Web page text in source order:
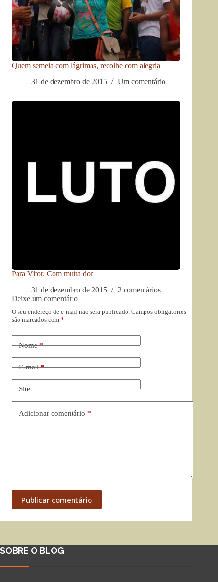
Quem semeia com lágrimas, recolhe com alegria
31 de dezembro de 2015
Um comentário
Para Vítor. Com muita dor
31 de dezembro de 2015
2 comentários
Deixe um comentário
O seu endereço de e-mail não será publicado. Campos obrigatórios
são marcados com *
Nome*
E-mail*
Site
Adicionar comentário *
Publicar comentário
SOBRE O BLOG